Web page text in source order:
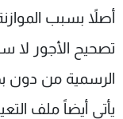
أصلاً بسبب
تصحيح الأجور لا
الرسمية من دون
يأتي أيضاً ملف